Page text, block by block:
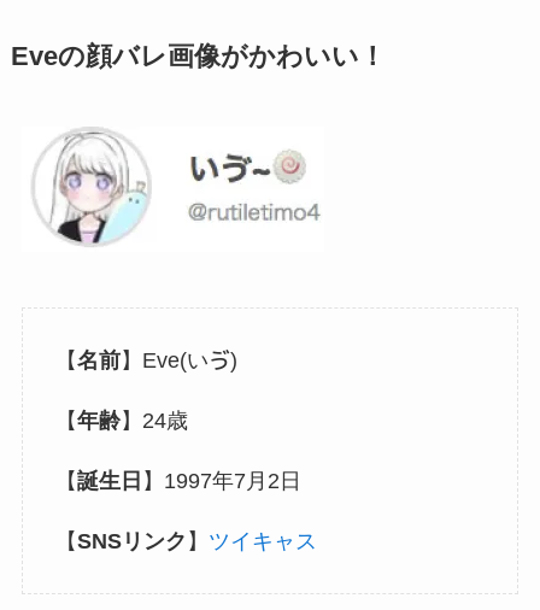
Eveの顔バレ画像がかわいい！
【名前】Eve(いゔ)
【年齢】24歳
【誕生日 】1997年7月2日
【SNSリンク 】 ツイキャス